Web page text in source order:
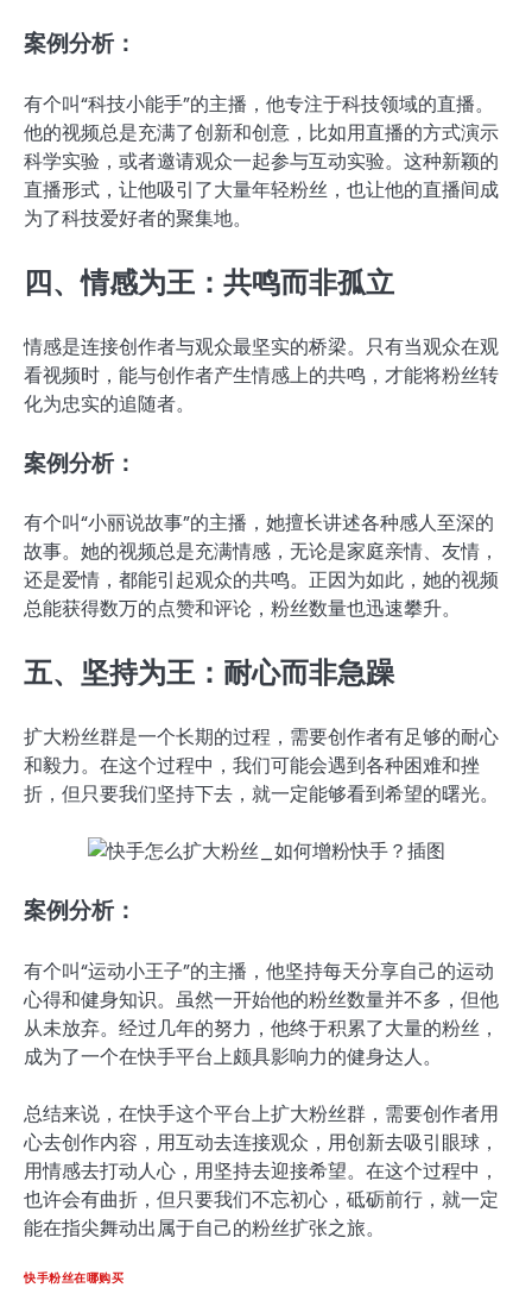
案例分析：
有个叫“科技小能手”的主播，他专注于科技领域的直播。
他的视频总是充满了创新和创意，比如用直播的方式演示
科学实验，或者邀请观众一起参与互动实验。这种新颖的
直播形式，让他吸引了大量年轻粉丝，也让他的直播间成
为了科技爱好者的聚集地。
四、情感为王：共鸣而非孤立
情感是连接创作者与观众最坚实的桥梁。只有当观众在观
看视频时，能与创作者产生情感上的共鸣，才能将粉丝转
化为忠实的追随者。
案例分析：
有个叫“小丽说故事”的主播，她擅长讲述各种感人至深的
故事。她的视频总是充满情感，无论是家庭亲情、友情，
还是爱情，都能引起观众的共鸣。正因为如此，她的视频
总能获得数万的点赞和评论，粉丝数量也迅速攀升。
五、坚持为王：耐心而非急躁
扩大粉丝群是一个长期的过程，需要创作者有足够的耐心
和毅力。在这个过程中，我们可能会遇到各种困难和挫
折，但只要我们坚持下去，就一定能够看到希望的曙光。
案例分析：
有个叫“运动小王子”的主播，他坚持每天分享自己的运动
心得和健身知识。虽然一开始他的粉丝数量并不多，但他
从未放弃。经过几年的努力，他终于积累了大量的粉丝，
成为了一个在快手平台上颇具影响力的健身达人。
总结来说，在快手这个平台上扩大粉丝群，需要创作者用
心去创作内容，用互动去连接观众，用创新去吸引眼球，
用情感去打动人心，用坚持去迎接希望。在这个过程中，
也许会有曲折，但只要我们不忘初心，砥砺前行，就一定
能在指尖舞动出属于自己的粉丝扩张之旅。
快手粉丝在哪购买